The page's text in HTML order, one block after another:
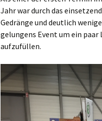
Jahr war durch das
Gedränge und deutlich
gelungens Event um ein paar
aufzufüllen.